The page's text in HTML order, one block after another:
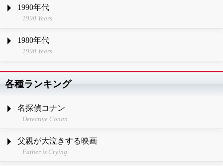
1990年代
1990 Years
1980年代
1990 Years
各種ランキング
名探偵コナン
Detective Conan
父親が大泣きする映画
Father is Crying